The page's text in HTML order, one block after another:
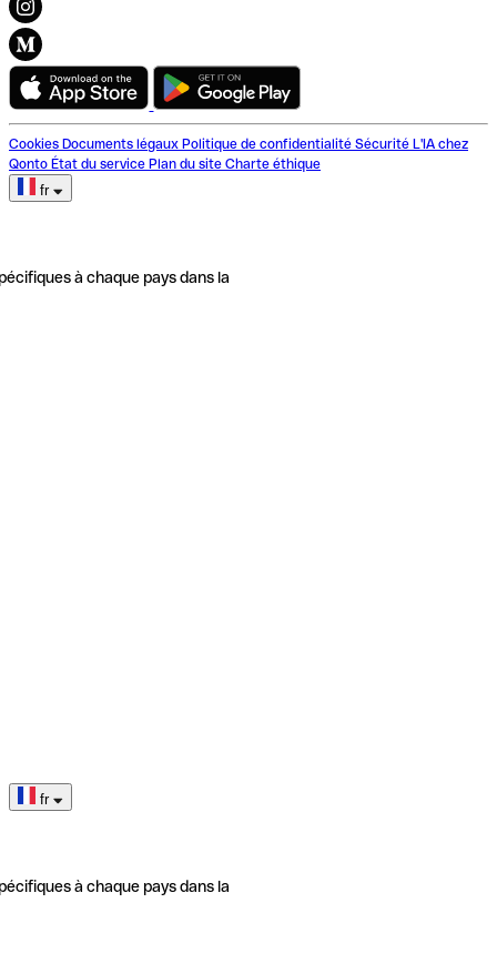
Cookies Documents légaux Politique de confidentialité Sécurité L'IA chez
Qonto État du service Plan du site Charte éthique
fr
à chaque pays dans la
fr
à chaque pays dans la